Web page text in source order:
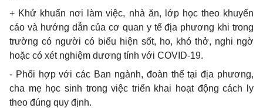
+ Khử khuẩn nơi làm việc, nhà ăn, lớp học theo khuyến
cáo và hướng dẫn của cơ quan y tế địa phương khi trong
trường có người có biểu hiện sốt, ho, khó thở, nghi ngờ
hoặc có xét nghiệm dương tính với COVID-19.
- Phối hợp với các Ban ngành, đoàn thể tại địa phương,
cha mẹ học sinh trong việc triển khai hoạt động cách ly
theo đúng quy định.